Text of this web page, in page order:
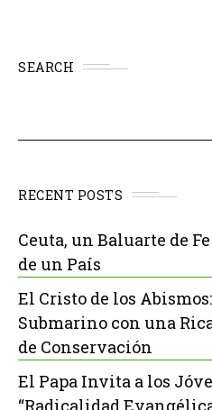
SEARCH
RECENT POSTS
Ceuta, un Baluarte de
de un País
El Cristo de los
Submarino con una
de Conservación
El Papa Invita a los
“Radicalidad